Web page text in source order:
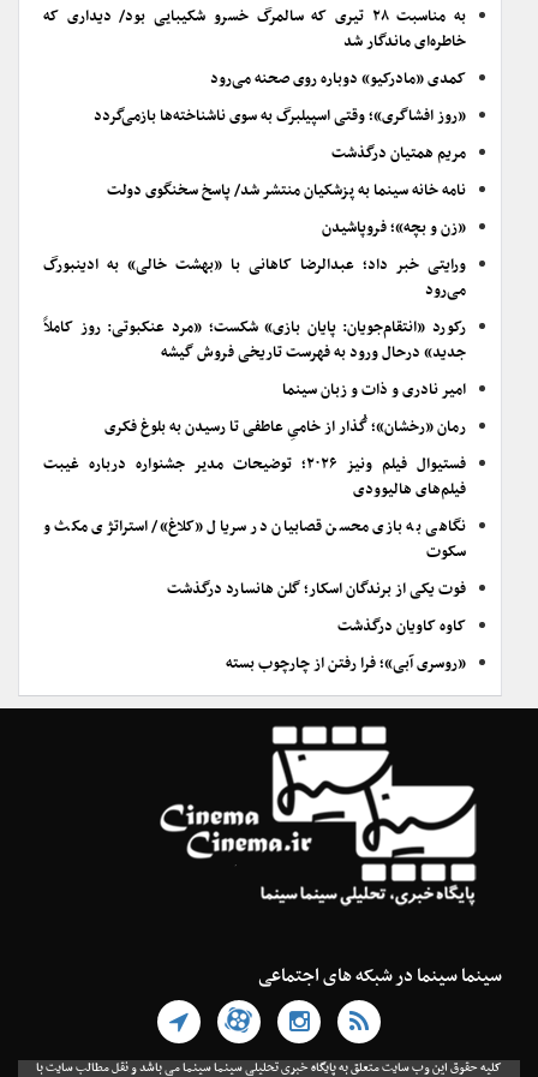
به مناسبت ۲۸ تیری که سالمرگ خسرو شکیبایی بود/ دیداری که
خاطره‌ای ماندگار شد
کمدی «مادرکیو» دوباره روی صحنه می‌رود
«روز افشاگری»؛ وقتی اسپیلبرگ به سوی ناشناخته‌ها بازمی‌گردد
مریم همتیان درگذشت
نامه خانه سینما به پزشکیان منتشر شد/ پاسخ سخنگوی دولت
«زن و بچه»؛ فروپاشیدن
ورایتی خبر داد؛ عبدالرضا کاهانی با «بهشت خالی» به ادینبورگ
می‌رود
رکورد «انتقام‌جویان: پایان بازی» شکست؛ «مرد عنکبوتی: روز کاملاً
جدید» درحال ورود به فهرست تاریخی فروش گیشه
امیر نادری و ذات و زبان سینما
رمان «رخشان»؛ گُذار از خامیِ عاطفی تا رسیدن به بلوغ فکری
فستیوال فیلم ونیز ۲۰۲۶؛ توضیحات مدیر جشنواره درباره غیبت
فیلم‌های هالیوودی
نگاهی به بازی محسن قصابیان در سریال «کلاغ»/ استراتژی مکث و
سکوت
فوت یکی از برندگان اسکار؛ گلن هانسارد درگذشت
کاوه کاویان درگذشت
«روسری آبی»؛ فرا رفتن از چارچوب بسته
سینما سینما در شبکه های اجتماعی
کلیه حقوق این وب سایت متعلق به پایگاه خبری تحلیلی سینما سینما می باشد و نقل مطالب سایت با